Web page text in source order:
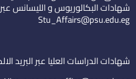
e
i
شهادات البكالوريوس و الليسانس عبر
Stu_Affairs@psu.edu.eg
شهادات الدراسات العليا عبر البريد